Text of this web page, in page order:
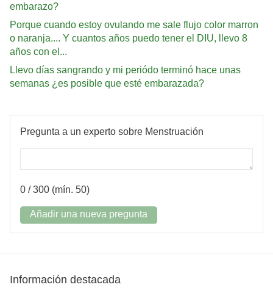
embarazo?
Porque cuando estoy ovulando me sale flujo color marron
o naranja.... Y cuantos años puedo tener el DIU, llevo 8
años con el...
Llevo días sangrando y mi periódo terminó hace unas
semanas ¿es posible que esté embarazada?
Pregunta a un experto sobre Menstruación
0 / 300 (mín. 50)
Añadir una nueva pregunta
Información destacada